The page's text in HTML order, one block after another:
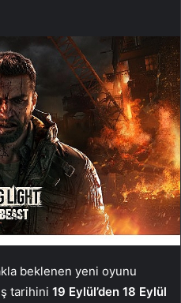
beklenen yeni oyunu
tarihini 19 Eylül’den 18 Eylül